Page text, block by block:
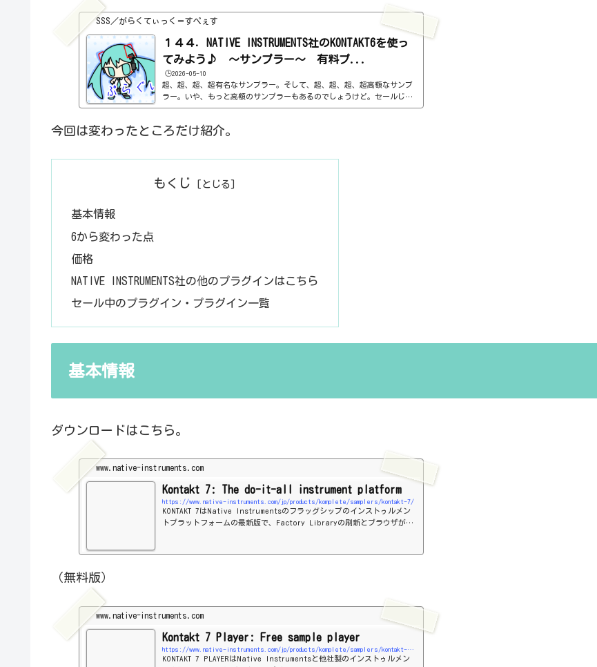
SSS／がらくてぃっく＝すぺぇす
１４４．NATIVE INSTRUMENTS社のKONTAKT6を使っ
てみよう♪ ～サンプラー～ 有料プ...
🕒️2026-05-10
超、超、超、超有名なサンプラー。そして、超、超、超、超高額なサンプ
ラー。いや、もっと高額のサンプラーもあるのでしょうけど。セールじゃ
ないと手が出ないやつ。これを紹介するのには理由があって、後で書くこ
ruments.com/jp/products/komplete/samplers/kontakt-6/インスト
今回は変わったところだけ紹介。
もくじ
基本情報
6から変わった点
価格
NATIVE INSTRUMENTS社の他のプラグインはこちら
セール中のプラグイン・プラグイン一覧
基本情報
ダウンロードはこちら。
www.native-instruments.com
Kontakt 7: The do-it-all instrument platform
https://www.native-instruments.com/jp/products/komplete/samplers/kontakt-7/
KONTAKT 7はNative Instrumentsのフラッグシップのインストゥルメン
トプラットフォームの最新版で、Factory Libraryの刷新とブラウザが強
（無料版）
www.native-instruments.com
Kontakt 7 Player: Free sample player
https://www.native-instruments.com/jp/products/komplete/samplers/kontakt-7-player/
KONTAKT 7 PLAYERはNative Instrumentsと他社製のインストゥルメン